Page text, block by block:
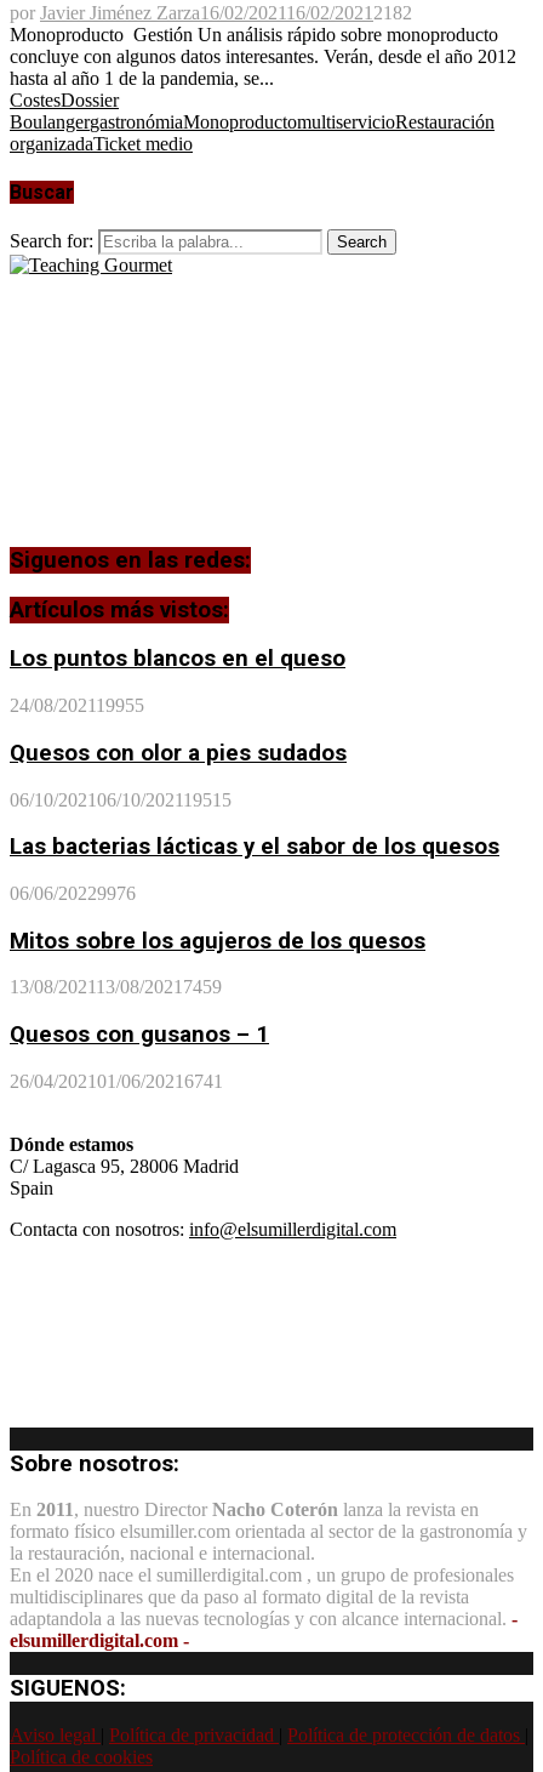
por Javier Jiménez Zarza16/02/202116/02/2021 2182
Monoproducto Gestión Un análisis rápido sobre monoproducto
concluye con algunos datos interesantes. Verán, desde el año 2012
hasta al año 1 de la pandemia, se...
CostesDossier
BoulangergastronómiaMonoproductomultiservicioRestauración
organizadaTicket medio
Buscar
Search for: Search
Siguenos en las redes:
Artículos más vistos:
Los puntos blancos en el queso
24/08/202119955
Quesos con olor a pies sudados
06/10/202106/10/202119515
Las bacterias lácticas y el sabor de los quesos
06/06/20229976
Mitos sobre los agujeros de los quesos
13/08/202113/08/20217459
Quesos con gusanos – 1
26/04/202101/06/20216741
Dónde estamos
C/ Lagasca 95, 28006 Madrid
Spain
Contacta con nosotros: info@elsumillerdigital.com
Sobre nosotros:
En 2011, nuestro Director Nacho Coterón lanza la revista en
formato físico elsumiller.com orientada al sector de la gastronomía y
la restauración, nacional e internacional.
En el 2020 nace el sumillerdigital.com , un grupo de profesionales
multidisciplinares que da paso al formato digital de la revista
adaptandola a las nuevas tecnologías y con alcance internacional. -
elsumillerdigital.com -
SIGUENOS:
Aviso legal Política de privacidad Política de protección de datos
Política de cookies